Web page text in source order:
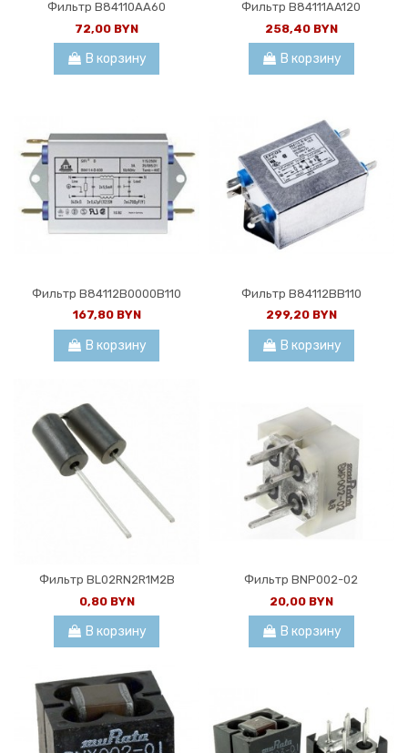
Фильтр B84110AA60
72,00 BYN
В корзину
Фильтр B84111AA120
258,40 BYN
В корзину
Фильтр B84112B0000B110
167,80 BYN
В корзину
Фильтр B84112BB110
299,20 BYN
В корзину
Фильтр BL02RN2R1M2B
0,80 BYN
В корзину
Фильтр BNP002-02
20,00 BYN
В корзину